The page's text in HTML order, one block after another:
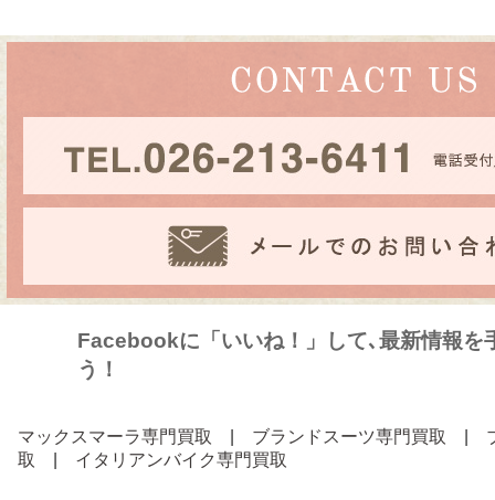
Facebookに「いいね！」して､最新情報を
う！
マックスマーラ専門買取 ブランドスーツ専門買取
取
イタリアンバイク専門買取